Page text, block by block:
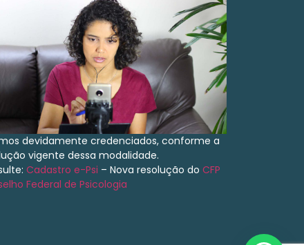
devidamente credenciados, conforme a
vigente dessa modalidade.
Cadastro e-Psi – Nova resolução do CFP
Federal de Psicologia